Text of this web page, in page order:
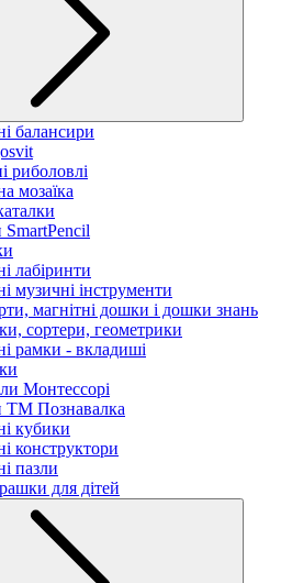
балансири
риболовлі
мозаїка
SmartPencil
лабіринти
музичні інструменти
магнітні дошки і дошки знань
сортери, геометрики
рамки - вкладиші
Монтессорі
ТМ Познавалка
кубики
конструктори
пазли
для дітей